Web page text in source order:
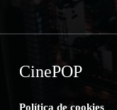
CinePOP
Política de cookies